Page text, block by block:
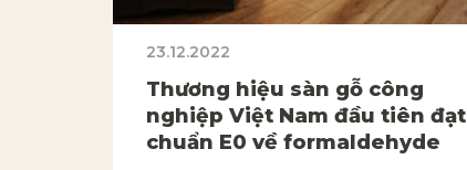
23.12.2022
Thương hiệu sàn gỗ công
nghiệp Việt Nam đầu tiên đạt
chuẩn E0 về formaldehyde